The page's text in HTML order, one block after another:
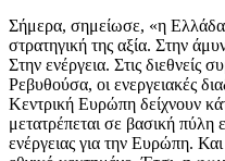
Σήμερα, σημείωσε, «η Ελλάδα
στρατηγική της αξία. Στην
Στην ενέργεια. Στις
Ρεβυθούσα, οι ενεργειακές
Κεντρική Ευρώπη δείχνουν
μετατρέπεται σε βασική πύλη
ενέργειας για την Ευρώπη.